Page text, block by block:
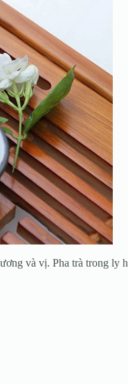
và vị. Pha trà trong ly